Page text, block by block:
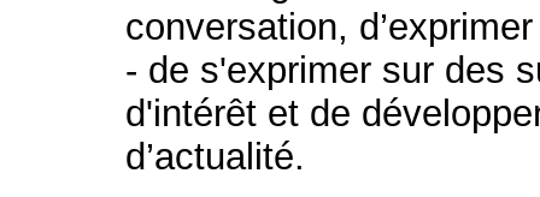
conversation,
- de s'exprimer sur des
d'intérêt et de
d’actualité.